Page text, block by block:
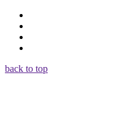
back to top